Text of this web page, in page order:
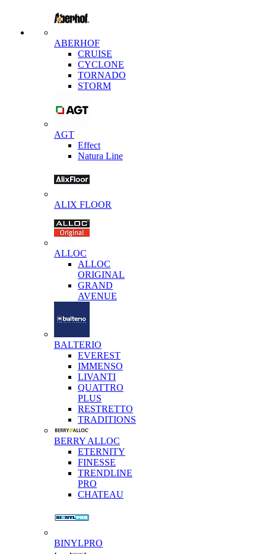
ABERHOF
CRUISE
CYCLONE
TORNADO
STORM
AGT
Effect
Natura Line
ALIX FLOOR
ALLOC
ALLOC
ORIGINAL
GRAND
AVENUE
BALTERIO
EVEREST
IMMENSO
LIVANTI
QUATTRO
PLUS
RESTRETTO
TRADITIONS
BERRY ALLOC
ETERNITY
FINESSE
TRENDLINE
PRO
CHATEAU
BINYLPRO